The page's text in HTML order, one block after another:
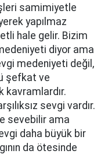
samimiyetle
yapılmaz
hale gelir. Bizim
diyor ama
medeniyeti değil,
şefkat ve
kavramlardır.
sevgi vardır.
sevebilir ama
daha büyük bir
da ötesinde